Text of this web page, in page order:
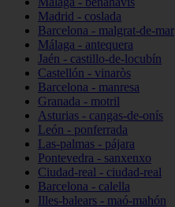
Madrid - coslada
Barcelona - malgrat-de-mar
Málaga - antequera
Jaén - castillo-de-locubín
Castellón - vinaròs
Barcelona - manresa
Granada - motril
Asturias - cangas-de-onís
León - ponferrada
Las-palmas - pájara
Pontevedra - sanxenxo
Ciudad-real - ciudad-real
Barcelona - calella
Illes-balears - maó-mahón